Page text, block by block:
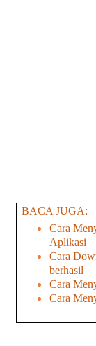
BACA JUGA:
Cara
Aplikasi
Cara
berhasil
Cara
Cara